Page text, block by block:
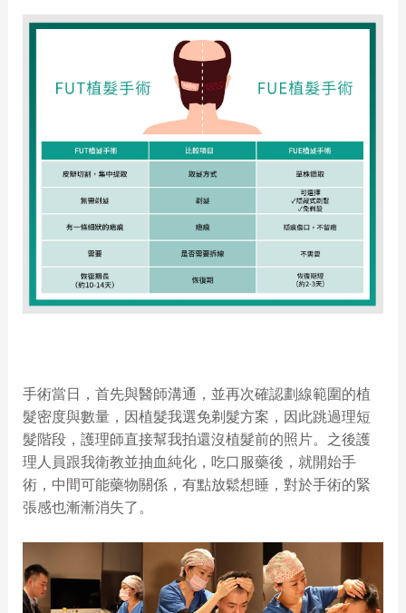
手術當日，首先與醫師溝通，並再次確認劃線範圍的植
髮密度與數量，因植髮我選免剃髮方案，因此跳過理短
髮階段，護理師直接幫我拍還沒植髮前的照片。之後護
理人員跟我衛教並抽血純化，吃口服藥後，就開始手
術，中間可能藥物關係，有點放鬆想睡，對於手術的緊
張感也漸漸消失了。